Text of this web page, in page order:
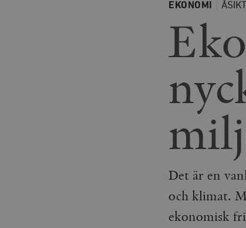
EKONOMI ÅSIKT
Det är en
och klimat.
ekonomisk